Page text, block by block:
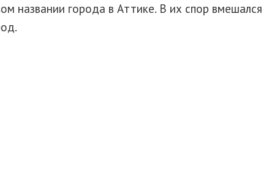
названии города в Аттике. В их спор вмешался